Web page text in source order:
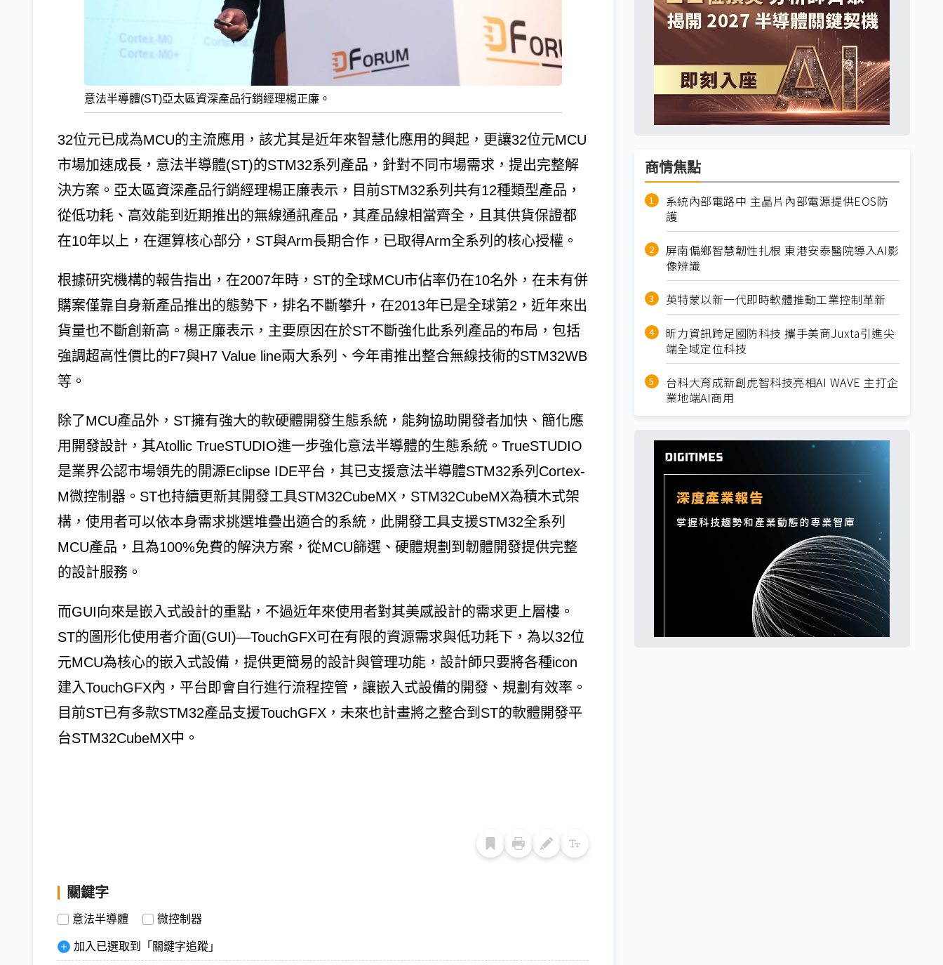
意法半導體(ST)亞太區資深產品行銷經理楊正廉。
32位元已成為MCU的主流應用，該尤其是近年來智慧化應用的興起，更讓32位元MCU
市場加速成長，意法半導體(ST)的STM32系列產品，針對不同市場需求，提出完整解
決方案。亞太區資深產品行銷經理楊正廉表示，目前STM32系列共有12種類型產品，
從低功耗、高效能到近期推出的無線通訊產品，其產品線相當齊全，且其供貨保證都
在10年以上，在運算核心部分，ST與Arm長期合作，已取得Arm全系列的核心授權。
根據研究機構的報告指出，在2007年時，ST的全球MCU市佔率仍在10名外，在未有併
購案僅靠自身新產品推出的態勢下，排名不斷攀升，在2013年已是全球第2，近年來出
貨量也不斷創新高。楊正廉表示，主要原因在於ST不斷強化此系列產品的布局，包括
強調超高性價比的F7與H7 Value line兩大系列、今年甫推出整合無線技術的STM32WB
等。
除了MCU產品外，ST擁有強大的軟硬體開發生態系統，能夠協助開發者加快、簡化應
用開發設計，其Atollic TrueSTUDIO進一步強化意法半導體的生態系統。TrueSTUDIO
是業界公認市場領先的開源Eclipse IDE平台，其已支援意法半導體STM32系列Cortex-
M微控制器。ST也持續更新其開發工具STM32CubeMX，STM32CubeMX為積木式架
構，使用者可以依本身需求挑選堆疊出適合的系統，此開發工具支援STM32全系列
MCU產品，且為100%免費的解決方案，從MCU篩選、硬體規劃到韌體開發提供完整
的設計服務。
而GUI向來是嵌入式設計的重點，不過近年來使用者對其美感設計的需求更上層樓。
ST的圖形化使用者介面(GUI)—TouchGFX可在有限的資源需求與低功耗下，為以32位
元MCU為核心的嵌入式設備，提供更簡易的設計與管理功能，設計師只要將各種icon
建入TouchGFX內，平台即會自行進行流程控管，讓嵌入式設備的開發、規劃有效率。
目前ST已有多款STM32產品支援TouchGFX，未來也計畫將之整合到ST的軟體開發平
台STM32CubeMX中。
關鍵字
意法半導體 微控制器
加入已選取到「關鍵字追蹤」
商情焦點
系統內部電路中 主晶片內部電源提供EOS防
護
屏南偏鄉智慧韌性扎根 東港安泰醫院導入AI影
像辨識
英特蒙以新一代即時軟體推動工業控制革新
昕力資訊跨足國防科技 攜手美商Juxta引進尖
端全域定位科技
台科大育成新創虎智科技亮相AI WAVE 主打企
業地端AI商用